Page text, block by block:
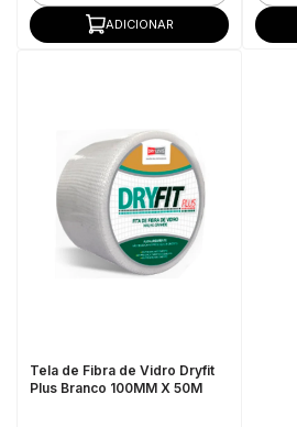
ADICIONAR
Tela de Fibra de Vidro Dryfit
Plus Branco 100MM X 50M